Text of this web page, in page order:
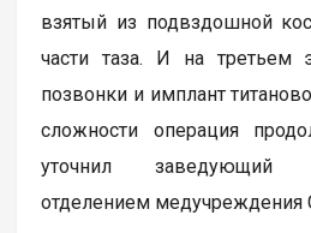
взятый из подвздошной
части таза. И на третьем
позвонки и имплант
сложности операция
уточнил заведующий
отделением медучреждения